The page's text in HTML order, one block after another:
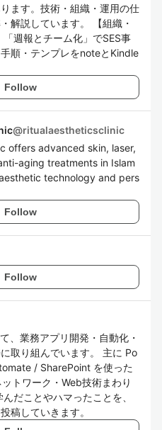
ます。技術・組織・運用の仕
解説しています。 【組織・
週報とチーム化」でSES事
順・テンプレをnoteとKindle
Follow
@ritualaestheticsclinic
offers advanced skin, laser,
aging treatments in Islam
technology and pers
Follow
Follow
、業務アプリ開発・自動化・
取り組んでいます。 主に Po
/ SharePoint を使った
トワーク・Web技術まわり
だことやハマったことを、
稿していきます。